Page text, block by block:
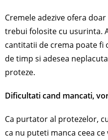
Cremele adezive ofera
trebui folosite cu usurinta.
cantitatii de crema poate
de timp si adesea
proteze.
Dificultati cand mancati,
Ca purtator al protezelor,
ca nu puteti manca ceea